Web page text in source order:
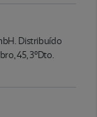
Distribuído
45, 3ºDto.